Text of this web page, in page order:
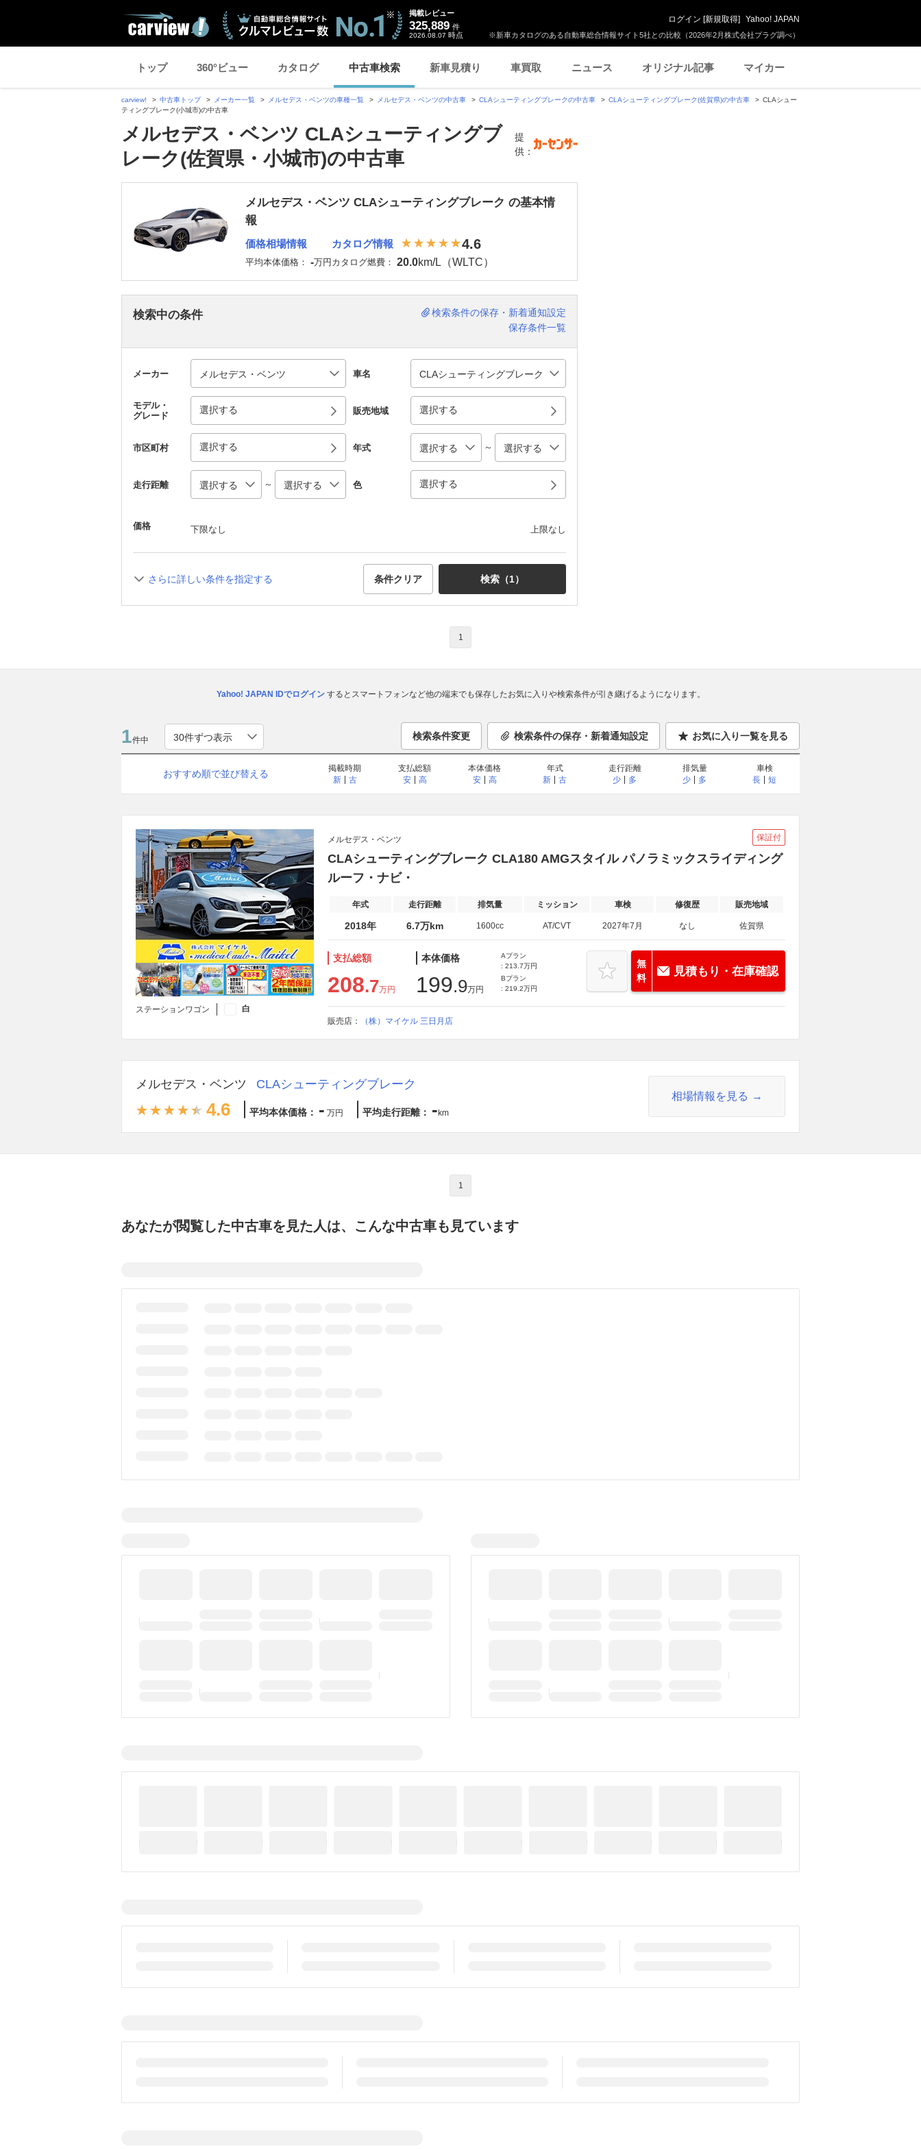
※新車カタログのある自動車総合情報サイト5社との比較（2026年2月株式会社プラグ調べ）
掲載レビュー
325,889 件
2026.08.07 時点
ログイン [新規取得] Yahoo! JAPAN
トップ 360°ビュー カタログ 中古車検索 新車見積り 車買取 ニュース オリジナル記事 マイカー
carview! 中古車トップ メーカー一覧 メルセデス・ベンツの車種一覧 メルセデス・ベンツの中古車 CLAシューティングブレークの中古車 CLAシューティングブレーク(佐賀県)の中古車
CLAシュー
ティングブレーク(小城市)の中古車
メルセデス・ベンツ CLAシューティングブ
レーク(佐賀県・小城市)の中古車
提
供：
メルセデス・ベンツ CLAシューティングブレーク の基本情
報
価格相場情報
平均本体価格： -万円
カタログ情報 4.6
カタログ燃費： 20.0km/L（WLTC）
検索中の条件
検索条件の保存・新着通知設定
保存条件一覧
メーカー 車名
モデル・
グレード
選択する 販売地域 選択する
市区町村 選択する 年式 ～
走行距離 ～ 色 選択する
価格 下限なし 上限なし
さらに詳しい条件を指定する 条件クリア 検索（1）
1
Yahoo! JAPAN IDでログインするとスマートフォンなど他の端末でも保存したお気に入りや検索条件が引き継げるようになります。
1件中 検索条件変更 検索条件の保存・新着通知設定 お気に入り一覧を見る
おすすめ順で並び替える
掲載時期
新
古
支払総額
安
高
本体価格
安
高
年式
新
古
走行距離
少
多
排気量
少
多
車検
長
短
ステーションワゴン 白
メルセデス・ベンツ 保証付
CLAシューティングブレーク CLA180 AMGスタイル パノラミックスライディング
ルーフ・ナビ・
年式 走行距離 排気量 ミッション 車検 修復歴 販売地域
2018年 6.7万km 1600cc AT/CVT 2027年7月 なし 佐賀県
支払総額
208.7万円
本体価格
199.9万円
Aプラン
: 213.7万円
Bプラン
: 219.2万円
無
料
見積もり・在庫確認
販売店： （株）マイケル 三日月店
メルセデス・ベンツ CLAシューティングブレーク
4.6 平均本体価格： - 万円 平均走行距離： - km
相場情報を見る
1
あなたが閲覧した中古車を見た人は、こんな中古車も見ています